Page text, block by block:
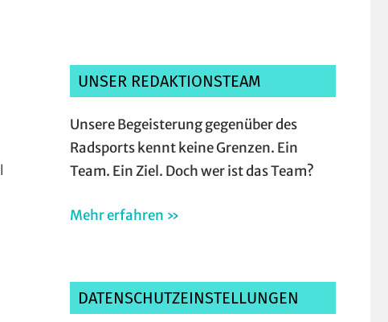
UNSER REDAKTIONSTEAM
Unsere Begeisterung gegenüber des
Radsports kennt keine Grenzen. Ein
Team. Ein Ziel. Doch wer ist das Team?
Mehr erfahren »
DATENSCHUTZEINSTELLUNGEN